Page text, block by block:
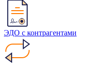
ЭДО с контрагентами